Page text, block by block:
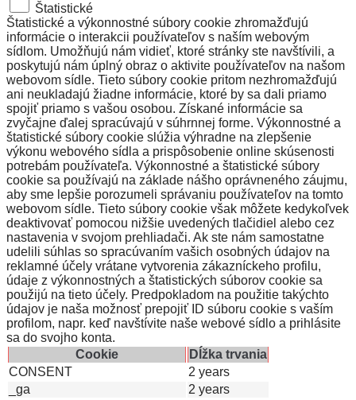
Štatistické
Štatistické a výkonnostné súbory cookie zhromažďujú
informácie o interakcii používateľov s naším webovým
sídlom. Umožňujú nám vidieť, ktoré stránky ste navštívili, a
poskytujú nám úplný obraz o aktivite používateľov na našom
webovom sídle. Tieto súbory cookie pritom nezhromažďujú
ani neukladajú žiadne informácie, ktoré by sa dali priamo
spojiť priamo s vašou osobou. Získané informácie sa
zvyčajne ďalej spracúvajú v súhrnnej forme. Výkonnostné a
štatistické súbory cookie slúžia výhradne na zlepšenie
výkonu webového sídla a prispôsobenie online skúsenosti
potrebám používateľa. Výkonnostné a štatistické súbory
cookie sa používajú na základe nášho oprávneného záujmu,
aby sme lepšie porozumeli správaniu používateľov na tomto
webovom sídle. Tieto súbory cookie však môžete kedykoľvek
deaktivovať pomocou nižšie uvedených tlačidiel alebo cez
nastavenia v svojom prehliadači. Ak ste nám samostatne
udelili súhlas so spracúvaním vašich osobných údajov na
reklamné účely vrátane vytvorenia zákazníckeho profilu,
údaje z výkonnostných a štatistických súborov cookie sa
použijú na tieto účely. Predpokladom na použitie takýchto
údajov je naša možnosť prepojiť ID súboru cookie s vaším
profilom, napr. keď navštívite naše webové sídlo a prihlásite
sa do svojho konta.
Cookie
Dĺžka trvania
CONSENT
2 years
_ga
2 years